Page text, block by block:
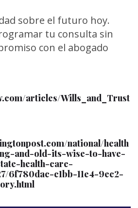
sobre el futuro hoy.
tu consulta sin
con el abogado
articles/Wills_and_Trust
national/health
and-old-its-wise-to-have-
health-care-
6f780dac-c1bb-11e4-9ec2-